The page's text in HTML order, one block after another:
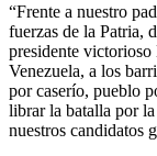
“Frente a nuestro
fuerzas de la Patria,
presidente
Venezuela, a los
por caserío, pueblo
librar la batalla por
nuestros candidatos